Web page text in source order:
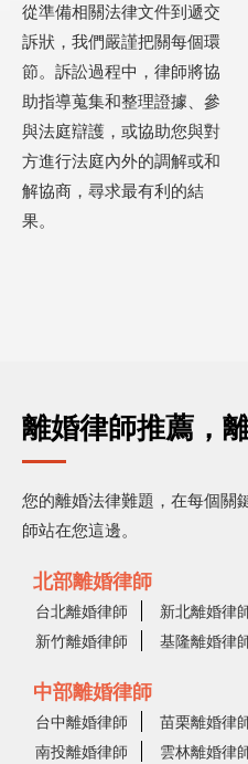
從準備相關法律文件到遞交
訴狀，我們嚴謹把關每個環
節。訴訟過程中，律師將協
助指導蒐集和整理證據、參
與法庭辯護，或協助您與對
方進行法庭內外的調解或和
解協商，尋求最有利的結
果。
離婚律師推薦，
您的離婚法律難題，在每個關
師站在您這邊。
北部離婚律師
台北離婚律師 新北離婚律
新竹離婚律師
基隆離婚律
中部離婚律師
台中離婚律師 苗栗離婚律
南投離婚律師
雲林離婚律